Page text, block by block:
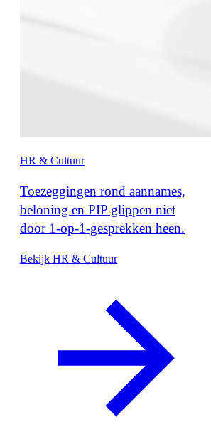
HR & Cultuur
Toezeggingen rond aannames,
beloning en PIP glippen niet
door 1-op-1-gesprekken heen.
Bekijk HR & Cultuur